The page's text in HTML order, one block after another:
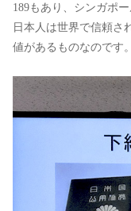
189もあり、シンガポ
日本人は世界で信頼さ
値があるものなのです。